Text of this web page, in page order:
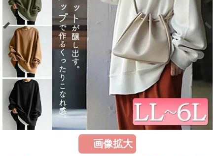
画像拡大